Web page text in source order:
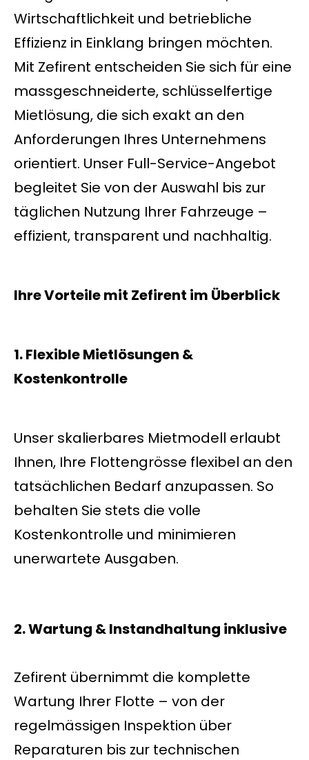
Wirtschaftlichkeit und betriebliche
Effizienz in Einklang bringen möchten.
Mit Zefirent entscheiden Sie sich für eine
massgeschneiderte, schlüsselfertige
Mietlösung, die sich exakt an den
Anforderungen Ihres Unternehmens
orientiert. Unser Full-Service-Angebot
begleitet Sie von der Auswahl bis zur
täglichen Nutzung Ihrer Fahrzeuge –
effizient, transparent und nachhaltig.
Ihre Vorteile mit Zefirent im Überblick
1. Flexible Mietlösungen &
Kostenkontrolle
Unser skalierbares Mietmodell erlaubt
Ihnen, Ihre Flottengrösse flexibel an den
tatsächlichen Bedarf anzupassen. So
behalten Sie stets die volle
Kostenkontrolle und minimieren
unerwartete Ausgaben.
2. Wartung & Instandhaltung inklusive
Zefirent übernimmt die komplette
Wartung Ihrer Flotte – von der
regelmässigen Inspektion über
Reparaturen bis zur technischen